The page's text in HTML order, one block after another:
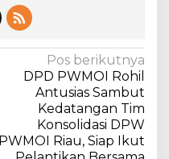
Pos berikutnya
DPD PWMOI Rohil
Antusias Sambut
Kedatangan Tim
Konsolidasi DPW
PWMOI Riau, Siap Ikut